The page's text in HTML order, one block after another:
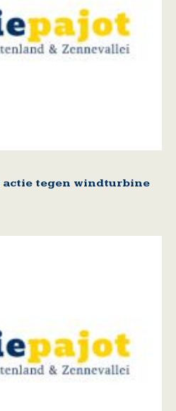
actie tegen windturbine